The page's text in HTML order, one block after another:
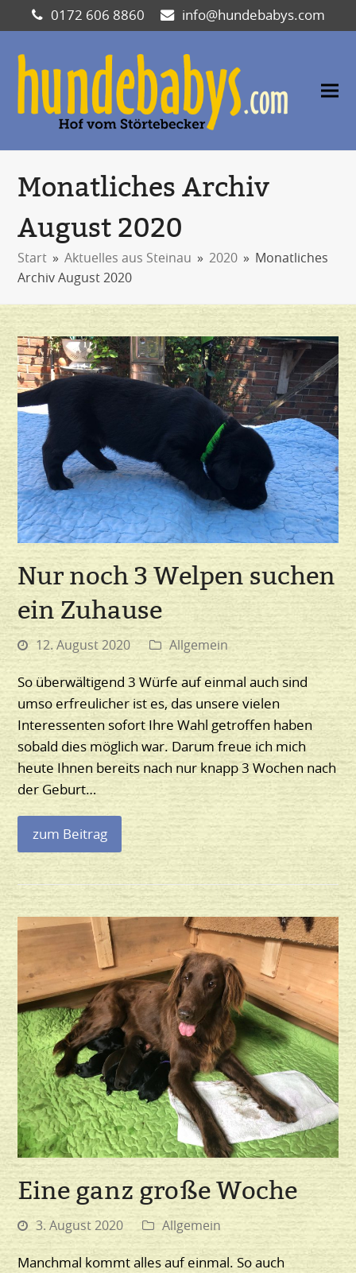
0172 606 8860 info@hundebabys.com
Monatliches Archiv
August 2020
Start » Aktuelles aus Steinau » 2020 » Monatliches
Archiv August 2020
Nur noch 3 Welpen suchen
ein Zuhause
12. August 2020 Allgemein
So überwältigend 3 Würfe auf einmal auch sind
umso erfreulicher ist es, das unsere vielen
Interessenten sofort Ihre Wahl getroffen haben
sobald dies möglich war. Darum freue ich mich
heute Ihnen bereits nach nur knapp 3 Wochen nach
der Geburt…
zum Beitrag
Eine ganz große Woche
3. August 2020 Allgemein
Manchmal kommt alles auf einmal. So auch